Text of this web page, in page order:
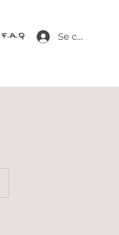
F.A.Q Se connecter